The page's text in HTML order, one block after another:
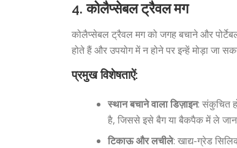
4.कोलैप्सेबल ट्रैवल मग
कोलैप्सेबल ट्रैवल मग को जगह बचाने और
होते हैं और उपयोग में न होने पर इन्हें मोड़ा जा
प्रमुख विशेषताऐं:
स्थान बचाने वाला डिज़ाइन: संकुचित
है, जिससे इसे बैग या बैकपैक में ले
टिकाऊ और लचीले: खाद्य-ग्रेड